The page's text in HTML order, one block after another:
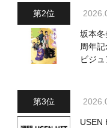
坂本
周年
ビジ
USEN